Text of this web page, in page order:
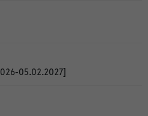
05.02.2027]